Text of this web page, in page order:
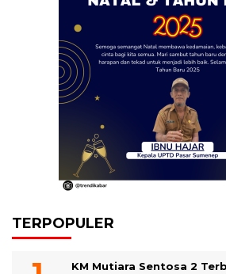
TERPOPULER
KM Mutiara Sentosa 2